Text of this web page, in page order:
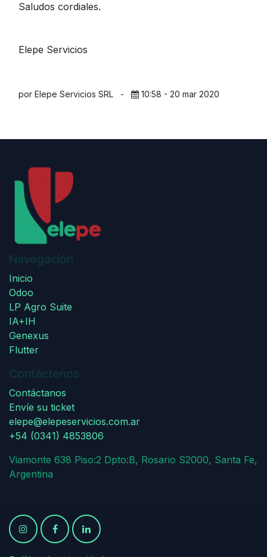
Saludos cordiales.
Elepe Servicios
por Elepe Servicios SRL - 10:58 - 20 mar 2020
Navegación
Inicio
Odoo
LP Agro Suite
IA+IH
Genexus
Flutter
Contáctenos
Contáctanos
Envíe su ticket
elepe@elepeservicios.com.ar
+54 (0341) 4853806
Viamonte 638 Piso:2 Dpto:B, Rosario S2000, Santa Fe,
Argentina